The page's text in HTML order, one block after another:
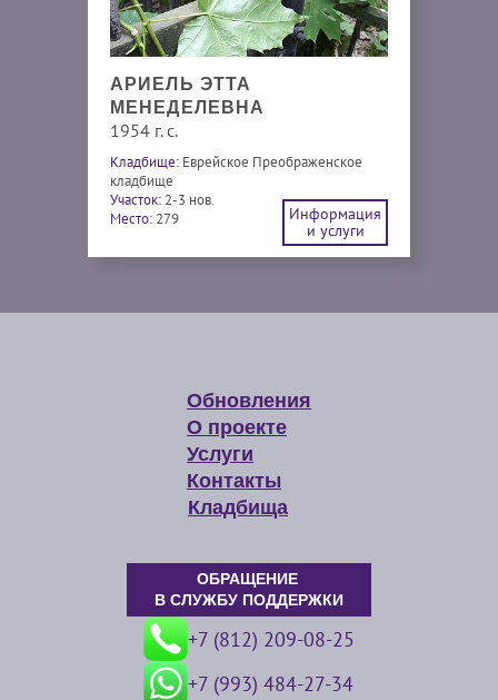
АРИЕЛЬ ЭТТА
МЕНЕДЕЛЕВНА
1954 г. с.
Кладбище: Еврейское Преображенское
кладбище
Участок: 2-3 нов.
Место: 279
Информация
и услуги
Обновления
О проекте
Услуги
Контакты
Кладбища
ОБРАЩЕНИЕ
В СЛУЖБУ ПОДДЕРЖКИ
+7 (812) 209-08-25
+7 (993) 484-27-34